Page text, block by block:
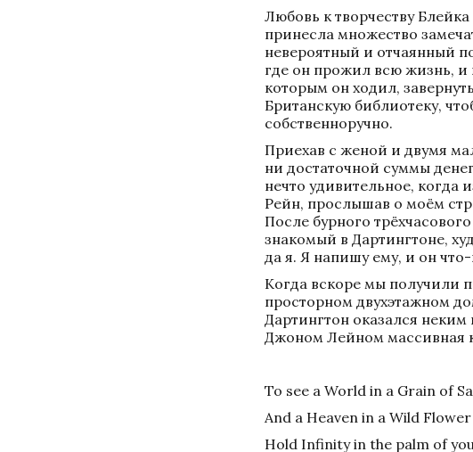
Любовь к творчеству
принесла множество
невероятный и отчаянный
где он прожил всю жизнь, и
которым он ходил,
Британскую библиотеку,
собственноручно.
Приехав с женой и двумя
ни достаточной суммы
нечто удивительное, когда
Рейн, прослышав о моём
После бурного
знакомый в Дартингтоне,
да я. Я напишу ему, и он
Когда вскоре мы получили
просторном двухэтажном
Дартингтон оказался неким
Джоном Лейном массивная
To see a World in a Grain of
And a Heaven in a Wild Flower
Hold Infinity in the palm of